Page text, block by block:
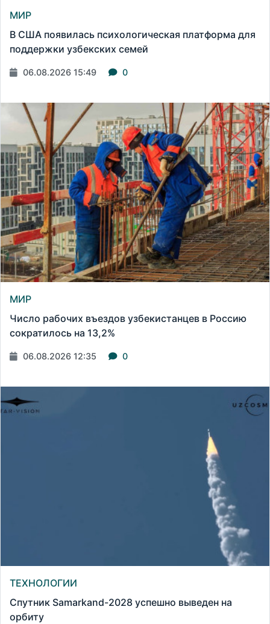
МИР
В США появилась психологическая платформа для
поддержки узбекских семей
06.08.2026 15:49 0
МИР
Число рабочих въездов узбекистанцев в Россию
сократилось на 13,2%
06.08.2026 12:35 0
ТЕХНОЛОГИИ
Спутник Samarkand-2028 успешно выведен на
орбиту